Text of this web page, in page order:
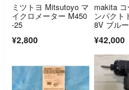
ミツトヨ Mitsutoyo マ
イクロメーター M450
-25
¥2,800
makita
ンパクト
8V ブル
¥42,000